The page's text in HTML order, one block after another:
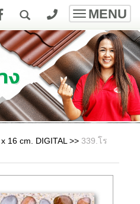
Toggle
MENU
16 cm. DIGITAL >> 339.โร